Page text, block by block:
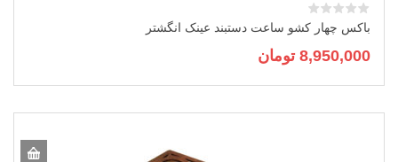
باکس چهار کشو ساعت دستبند عینک انگشتر
8,950,000 تومان